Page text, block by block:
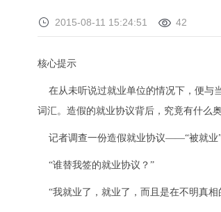
2015-08-11 15:24:51 42
核心提示
在从未听说过就业单位的情况下，便与
词汇。造假的就业协议背后，究竟有什么
记者调查一份造假就业协议——“被就业
“谁替我签的就业协议？”
“我就业了，就业了，而且是在不明真相